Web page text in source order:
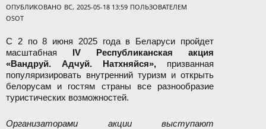
ОПУБЛИКОВАНО ВС, 2025-05-18 13:59 ПОЛЬЗОВАТЕЛЕМ
OSOT
С 2 по 8 июня 2025 года в Беларуси пройдет
масштабная IV Республиканская акция
«Вандруй. Адчуй. Натхняйся», призванная
популяризировать внутренний туризм и открыть
белорусам и гостям страны все разнообразие
туристических возможностей.
Организаторами акции выступают